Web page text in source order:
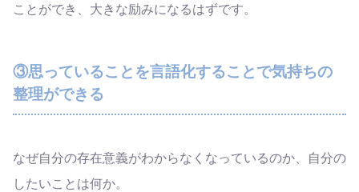
ことができ、大きな励みになるはずです。
③思っていることを言語化することで気持ちの
整理ができる
なぜ自分の存在意義がわからなくなっているのか、自分の
したいことは何か。